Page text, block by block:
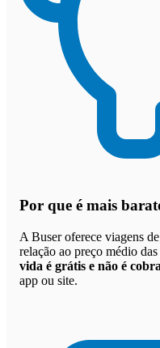
Por que é mais
A Buser oferece viagens
relação ao preço médio
vida é grátis e não é
app ou site.